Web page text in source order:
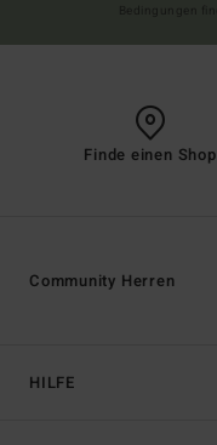
Finde einen Shop
HILFE
Community Herren